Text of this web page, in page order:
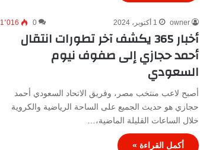
owner 1 أكتوبر، 2024 0 1٬016
أخبار 365 يكشف آخر تطورات انتقال
أحمد حجازي إلى صفوف نيوم
السعودي
أصبح لاعب منتخب مصر، وفريق الاتحاد السعودي أحمد
حجازي هو حديث الجميع على الساحة الرياضية والكروية
خلال الساعات القليلة الماضية،…
أكمل القراءة »